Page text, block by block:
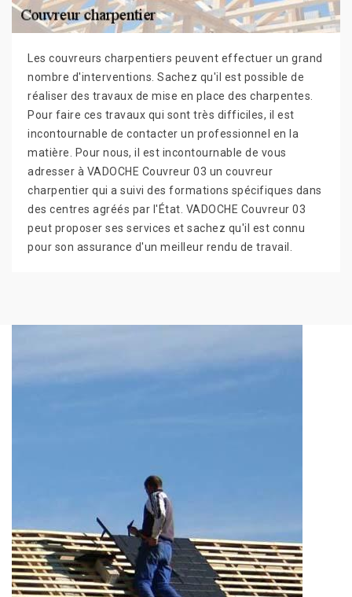
Les couvreurs charpentiers peuvent effectuer un grand
nombre d'interventions. Sachez qu'il est possible de
réaliser des travaux de mise en place des charpentes.
Pour faire ces travaux qui sont très difficiles, il est
incontournable de contacter un professionnel en la
matière. Pour nous, il est incontournable de vous
adresser à VADOCHE Couvreur 03 un couvreur
charpentier qui a suivi des formations spécifiques dans
des centres agréés par l'État. VADOCHE Couvreur 03
peut proposer ses services et sachez qu'il est connu
pour son assurance d'un meilleur rendu de travail.